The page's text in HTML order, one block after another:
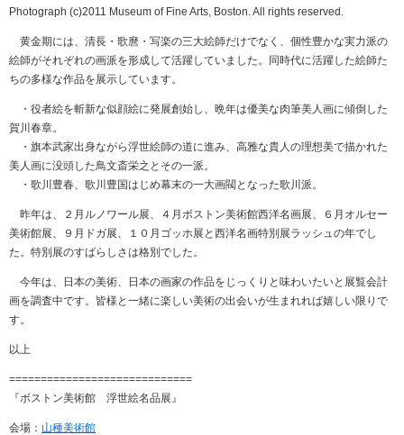
Photograph (c)2011 Museum of Fine Arts, Boston. All rights reserved.
黄金期には、清長・歌麿・写楽の三大絵師だけでなく、個性豊かな実力派の
絵師がそれぞれの画派を形成して活躍していました。同時代に活躍した絵師た
ちの多様な作品を展示しています。
・役者絵を斬新な似顔絵に発展創始し、晩年は優美な肉筆美人画に傾倒した
賀川春章。
・旗本武家出身ながら浮世絵師の道に進み、高雅な貴人の理想美で描かれた
美人画に没頭した鳥文斎栄之とその一派。
・歌川豊春、歌川豊国はじめ幕末の一大画閥となった歌川派。
昨年は、２月ルノワール展、４月ボストン美術館西洋名画展、６月オルセー
美術館展、９月ドガ展、１０月ゴッホ展と西洋名画特別展ラッシュの年でし
た。特別展のすばらしさは格別でした。
今年は、日本の美術、日本の画家の作品をじっくりと味わいたいと展覧会計
画を調査中です。皆様と一緒に楽しい美術の出会いが生まれれば嬉しい限りで
す。
以上
=============================
『ボストン美術館 浮世絵名品展』
会場： 山種美術館